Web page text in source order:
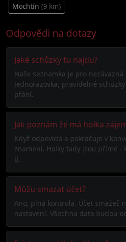
Mochtín (9 km)
Odpovědi na dotazy
Jaké schůzky tu najdu?
Naše seznamka je pro
Jednorázovka, pravidelné
přání.
Jak poznám že má holka
Když odpovídá a pokračuje v
znamení. Holky tady jsou přímé -
ti.
Můžu smazat účet?
Ano, plná kontrola. Účet smažeš
nastavení. Všechna data budou